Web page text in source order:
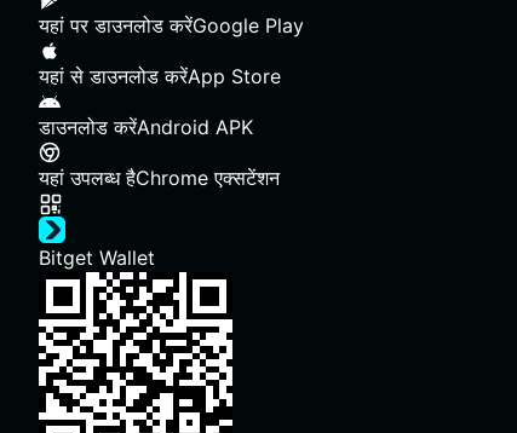
यहां पर डाउनलोड करेंGoogle Play
यहां से डाउनलोड करेंApp Store
डाउनलोड करेंAndroid APK
यहां उपलब्ध हैChrome एक्सटेंशन
Bitget Wallet